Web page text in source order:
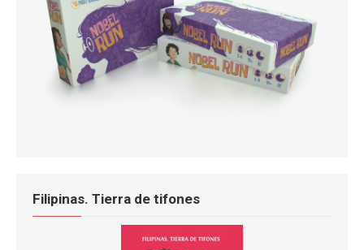
Filipinas. Tierra de tifones